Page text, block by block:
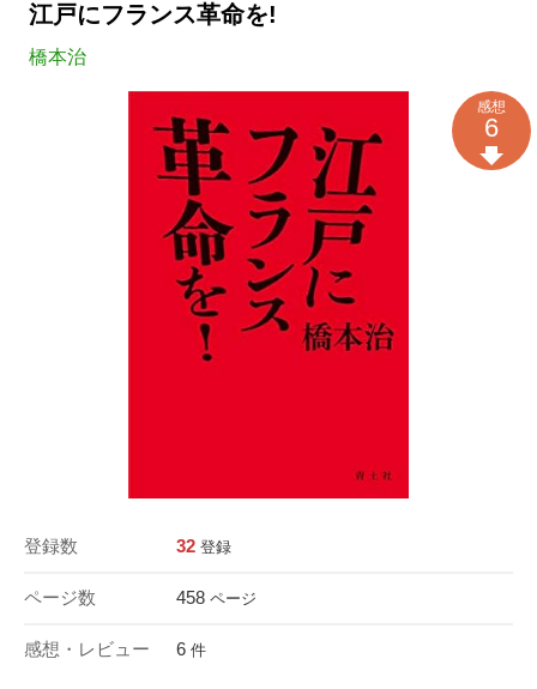
江戸にフランス革命を!
橋本治
登録数 32 登録
ページ数 458 ページ
感想・レビュー 6 件
感想
6